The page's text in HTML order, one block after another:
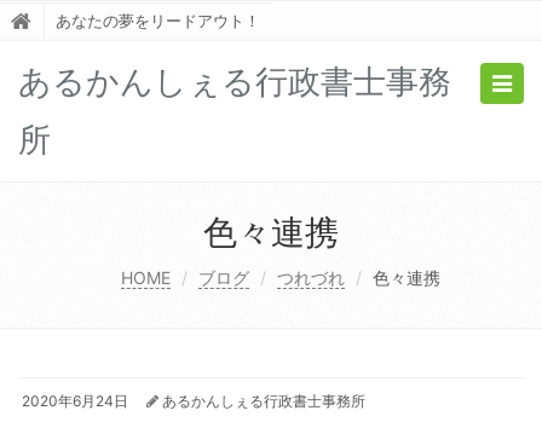
あなたの夢をリードアウト！
あるかんしぇる行政書士事務
所
色々連携
HOME ブログ つれづれ 色々連携
2020年6月24日 あるかんしぇる行政書士事務所